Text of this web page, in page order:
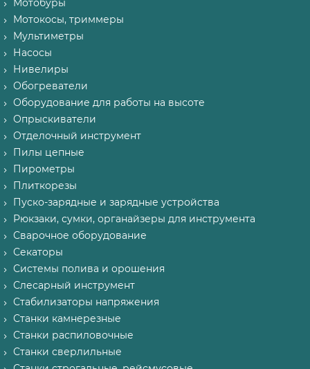
Мотобуры
Мотокосы, триммеры
Мультиметры
Насосы
Нивелиры
Обогреватели
Оборудование для работы на высоте
Опрыскиватели
Отделочный инструмент
Пилы цепные
Пирометры
Плиткорезы
Пуско-зарядные и зарядные устройства
Рюкзаки, сумки, органайзеры для инструмента
Сварочное оборудование
Секаторы
Системы полива и орошения
Слесарный инструмент
Стабилизаторы напряжения
Станки камнерезные
Станки распиловочные
Станки сверлильные